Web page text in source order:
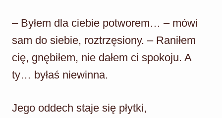
– Byłem dla ciebie potworem… – mówi
sam do siebie, roztrzęsiony. – Raniłem
cię, gnębiłem, nie dałem ci spokoju. A
ty… byłaś niewinna.
Jego oddech staje się płytki,